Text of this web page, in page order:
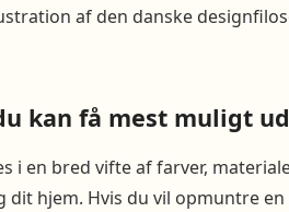
af den danske
kan få mest muligt
i en bred vifte af farver,
dit hjem. Hvis du vil opmuntre